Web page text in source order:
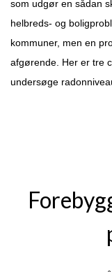
som udgør en sådan
helbreds- og
kommuner, men en
afgørende. Her er tre
undersøge